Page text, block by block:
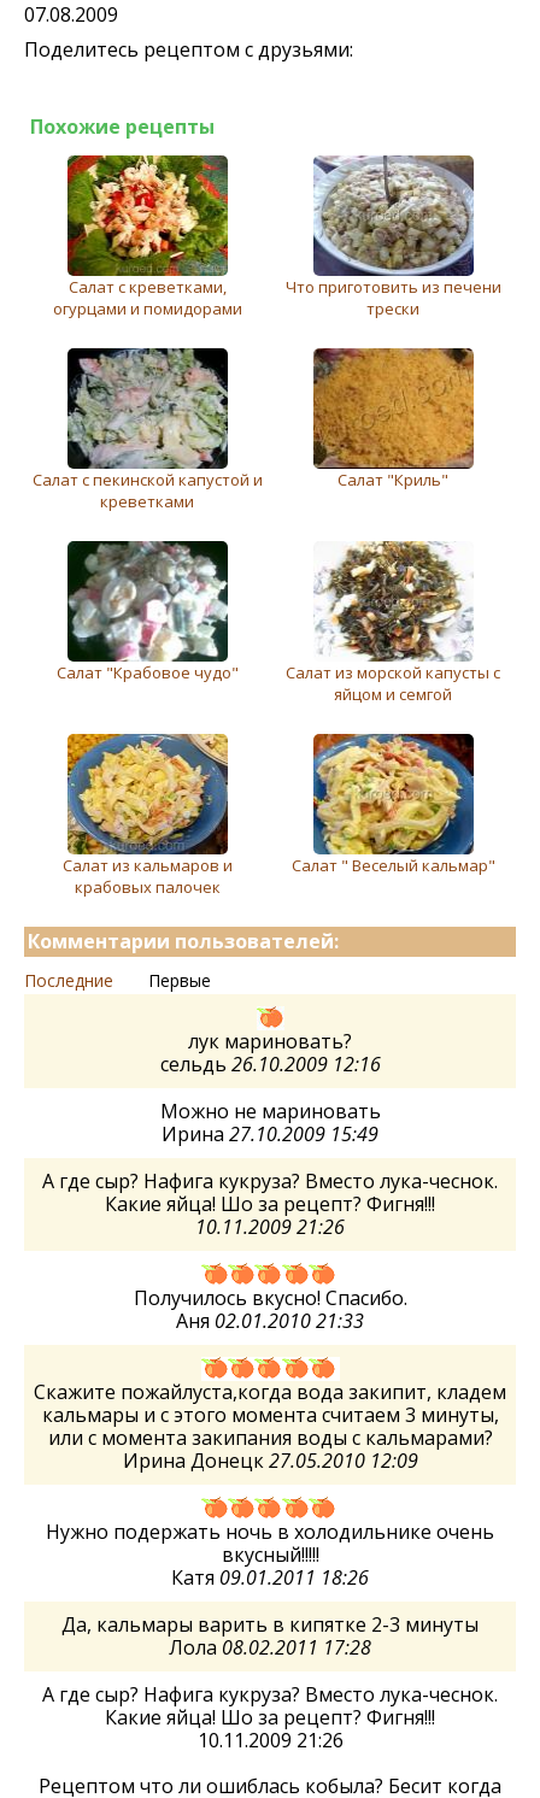
07.08.2009
Поделитесь рецептом с друзьями:
Похожие рецепты
Салат с креветками,
огурцами и помидорами
Что приготовить из печени
трески
Салат с пекинской капустой и
креветками
Салат "Криль"
Салат "Крабовое чудо"
Салат из морской капусты с
яйцом и семгой
Салат из кальмаров и
крабовых палочек
Салат " Веселый кальмар"
Комментарии пользователей:
Последние Первые
лук мариновать?
сельдь 26.10.2009 12:16
Можно не мариновать
Ирина 27.10.2009 15:49
А где сыр? Нафига кукруза? Вместо лука-чеснок.
Какие яйца! Шо за рецепт? Фигня!!!
10.11.2009 21:26
Получилось вкусно! Спасибо.
Аня 02.01.2010 21:33
Скажите пожайлуста,когда вода закипит, кладем
кальмары и с этого момента считаем 3 минуты,
или с момента закипания воды с кальмарами?
Ирина Донецк27.05.2010 12:09
Нужно подержать ночь в холодильнике очень
вкусный!!!!!
Катя 09.01.2011 18:26
Да, кальмары варить в кипятке 2-3 минуты
Лола 08.02.2011 17:28
А где сыр? Нафига кукруза? Вместо лука-чеснок.
Какие яйца! Шо за рецепт? Фигня!!!
10.11.2009 21:26
Рецептом что ли ошиблась кобыла? Бесит когда